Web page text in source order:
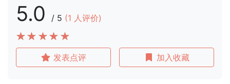
5.0 / 5 (1 人评价)
发表点评 加入收藏